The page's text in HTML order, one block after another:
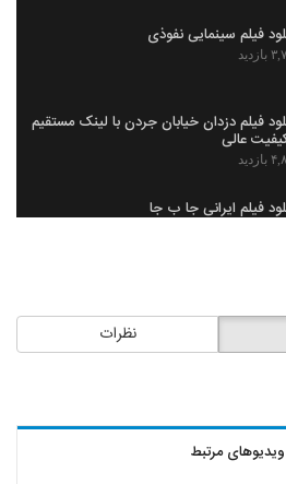
فیلم سینمایی نفوذی
فیلم دزدان خیابان جردن با لینک مستقیم
عالی
فیلم ایرانی جا ب جا
فیلم بیچاره ها
نظرات
ویدیوهای مرتبط